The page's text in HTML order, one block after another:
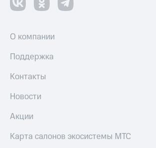
О компании
Поддержка
Контакты
Новости
Акции
Карта салонов экосистемы МТС